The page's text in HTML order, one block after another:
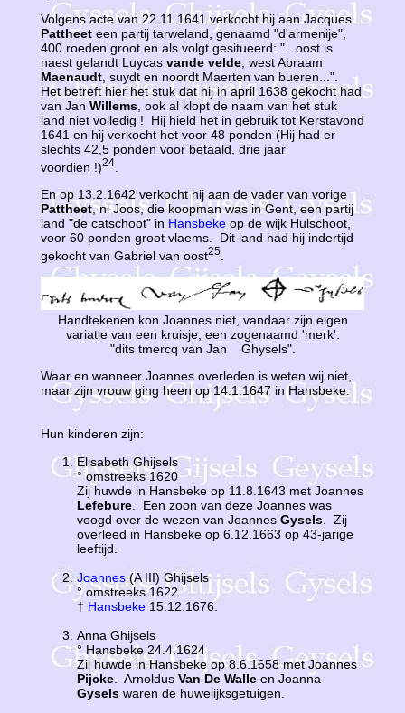
Volgens acte van 22.11.1641 verkocht hij aan Jacques
Pattheeteen partij tarweland, genaamd "d'armenije",
400 roeden groot en als volgt gesitueerd: "...oost is
naest gelandt Luycas vande velde, west Abraam
Maenaudt, suydt en noordt Maerten van bueren...".
Het betreft hier het stuk dat hij in april 1638 gekocht had
van Jan Willems, ook al klopt de naam van het stuk
land niet volledig ! Hij hield het in gebruik tot Kerstavond
1641 en hij verkocht het voor 48 ponden (Hij had er
slechts 42,5 ponden voor betaald, drie jaar
voordien !)24.
En op 13.2.1642 verkocht hij aan de vader van vorige
Pattheet, nl Joos, die koopman was in Gent, een partij
land "de catschoot" in Hansbekeop de wijk Hulschoot,
voor 60 ponden groot vlaems. Dit land had hij indertijd
gekocht van Gabriel van oost25.
Handtekenen kon Joannes niet, vandaar zijn eigen
variatie van een kruisje, een zogenaamd 'merk':
"dits tmercq van Jan Ghysels".
Waar en wanneer Joannes overleden is weten wij niet,
maar zijn vrouw ging heen op 14.1.1647 in Hansbeke.
Hun kinderen zijn:
Elisabeth Ghijsels
° omstreeks 1620
Zij huwde in Hansbeke op 11.8.1643 met Joannes
Lefebure. Een zoon van deze Joannes was
voogd over de wezen van Joannes Gysels. Zij
overleed in Hansbeke op 6.12.1663 op 43-jarige
leeftijd.
Joannes(A III) Ghijsels
° omstreeks 1622.
† Hansbeke15.12.1676.
Anna Ghijsels
° Hansbeke 24.4.1624
Zij huwde in Hansbeke op 8.6.1658 met Joannes
Pijcke. Arnoldus Van De Walleen Joanna
Gyselswaren de huwelijksgetuigen.